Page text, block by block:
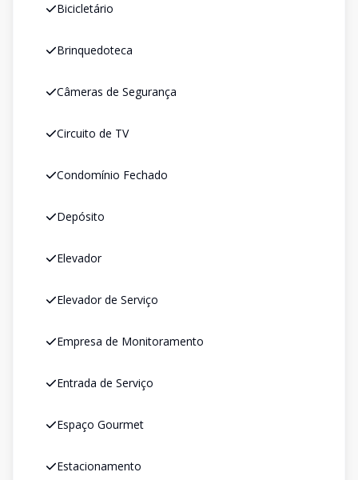
Bicicletário
Brinquedoteca
Câmeras de Segurança
Circuito de TV
Condomínio Fechado
Depósito
Elevador
Elevador de Serviço
Empresa de Monitoramento
Entrada de Serviço
Espaço Gourmet
Estacionamento